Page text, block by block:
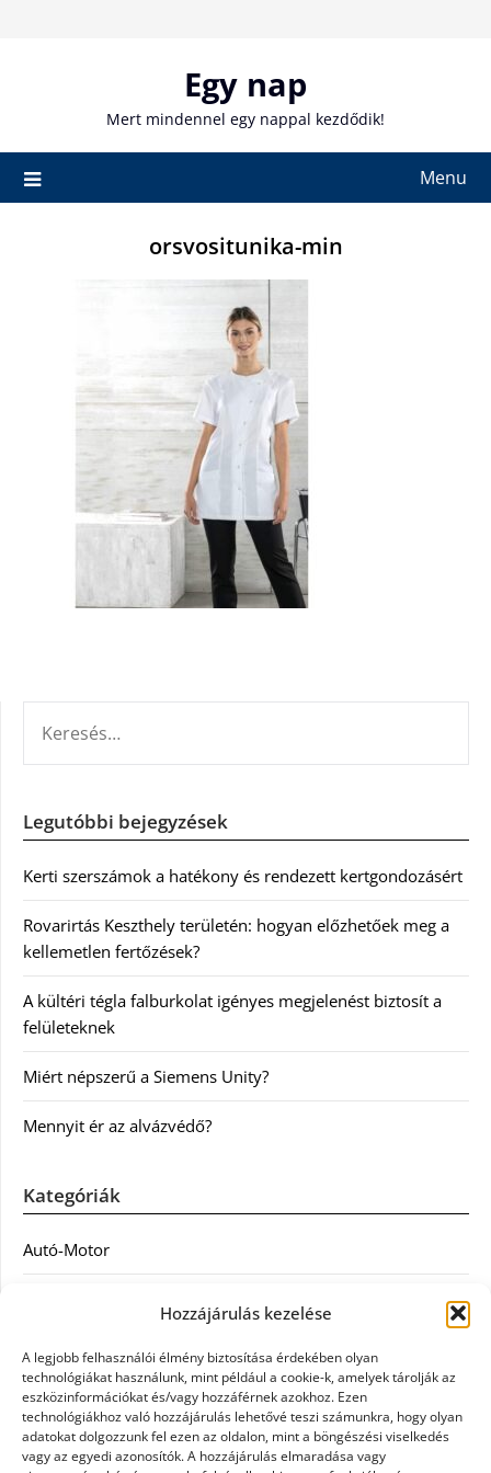
Hozzájárulás kezelése
A legjobb felhasználói élmény biztosítása érdekében olyan
technológiákat használunk, mint például a cookie-k, amelyek tárolják az
eszközinformációkat és/vagy hozzáférnek azokhoz. Ezen
technológiákhoz való hozzájárulás lehetővé teszi számunkra, hogy olyan
adatokat dolgozzunk fel ezen az oldalon, mint a böngészési viselkedés
vagy az egyedi azonosítók. A hozzájárulás elmaradása vagy
Egy nap
Mert mindennel egy nappal kezdődik!
Menu
orsvositunika-min
Legutóbbi bejegyzések
Kerti szerszámok a hatékony és rendezett kertgondozásért
Rovarirtás Keszthely területén: hogyan előzhetőek meg a
kellemetlen fertőzések?
A kültéri tégla falburkolat igényes megjelenést biztosít a
felületeknek
Miért népszerű a Siemens Unity?
Mennyit ér az alvázvédő?
Kategóriák
Autó-Motor
Egészség
Egyéb
Étel